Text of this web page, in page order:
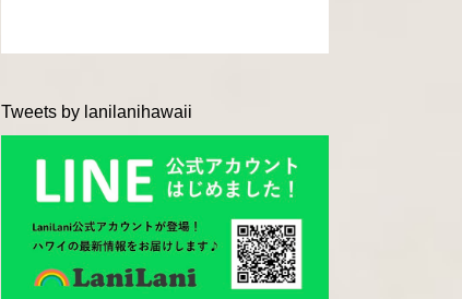
Tweets by lanilanihawaii